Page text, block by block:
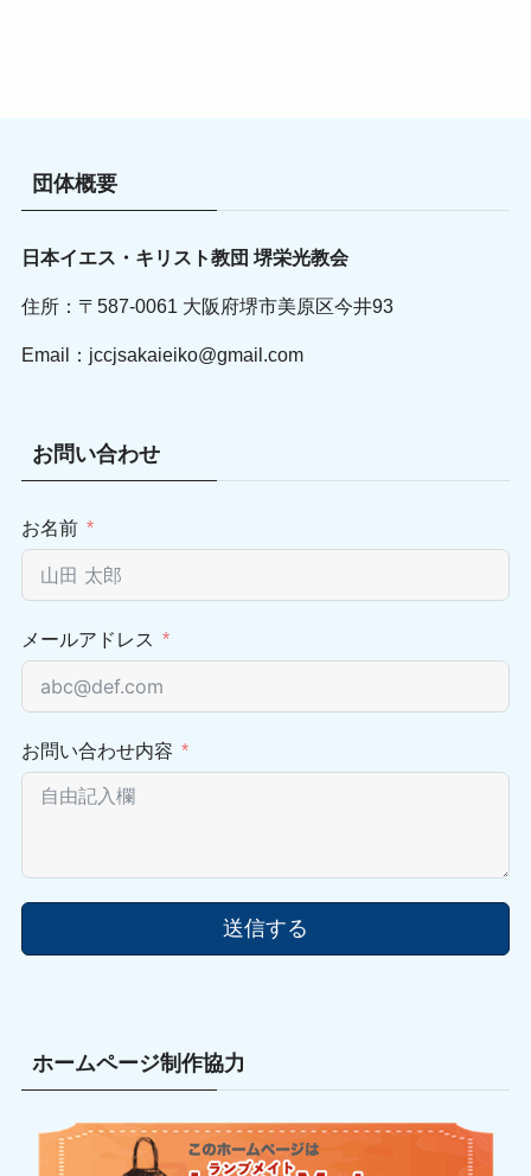
団体概要
日本イエス・キリスト教団 堺栄光教会
住所：〒587-0061 大阪府堺市美原区今井93
Email：jccjsakaieiko@gmail.com
お問い合わせ
お名前
メールアドレス
お問い合わせ内容
送信する
ホームページ制作協力